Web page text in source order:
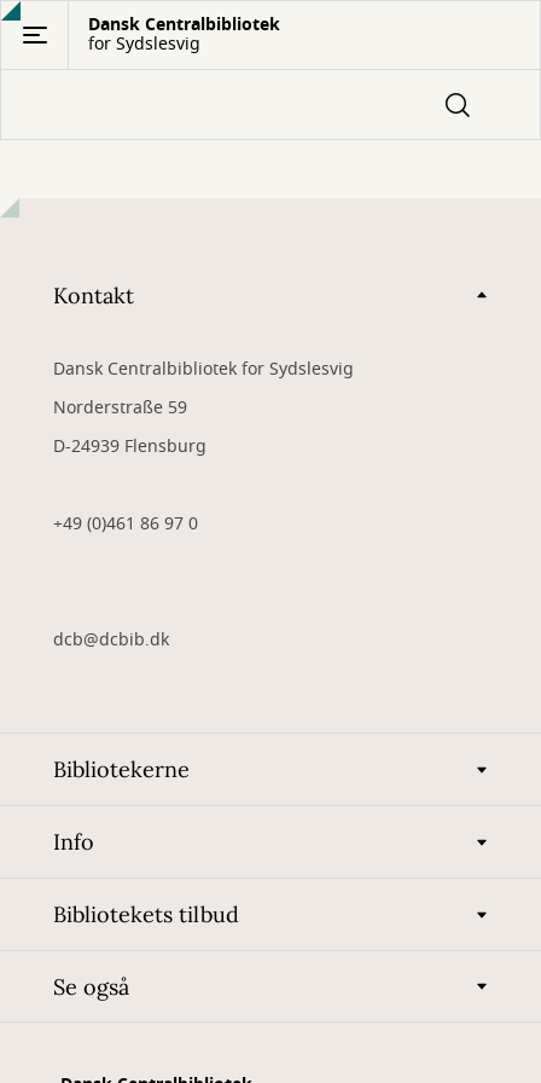
Gå
hovedindhold
Dansk Centralbibliotek
for Sydslesvig
Kontakt
Dansk Centralbibliotek for Sydslesvig
Norderstraße 59
D-24939 Flensburg
+49 (0)461 86 97 0
dcb@dcbib.dk
Bibliotekerne
Info
Bibliotekets tilbud
Se også